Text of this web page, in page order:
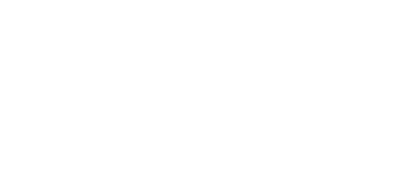
vous propose un espace de